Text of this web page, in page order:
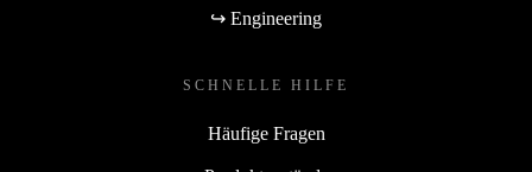
↪ Engineering
SCHNELLE HILFE
Häufige Fragen